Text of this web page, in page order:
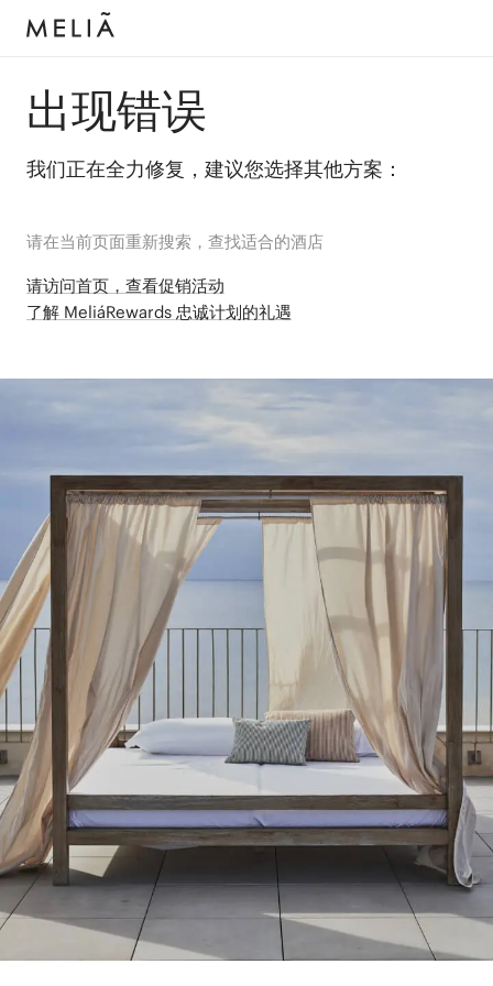
出现错误
我们正在全力修复，建议您选择其他方案：
请在当前页面重新搜索，查找适合的酒店
请访问首页，查看促销活动
了解 MeliáRewards 忠诚计划的礼遇